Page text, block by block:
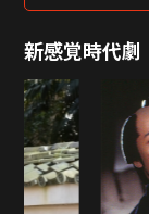
新感覚時代劇